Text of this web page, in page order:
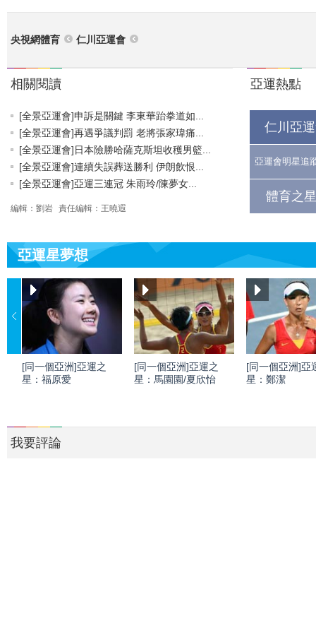
央視網體育 仁川亞運會
相關閱讀
[全景亞運會]申訴是關鍵 李東華跆拳道如...
[全景亞運會]再遇爭議判罰 老將張家瑋痛...
[全景亞運會]日本險勝哈薩克斯坦收穫男籃...
[全景亞運會]連續失誤葬送勝利 伊朗飲恨...
[全景亞運會]亞運三連冠 朱雨玲/陳夢女...
編輯：劉岩 責任編輯：王曉遐
亞運熱點
仁川亞
亞運會明星追
體育之
亞運星夢想
[同一個亞洲]亞運之
星：福原愛
[同一個亞洲]亞運之
星：馬園園/夏欣怡
[同一個亞洲]亞
星：鄭潔
我要評論